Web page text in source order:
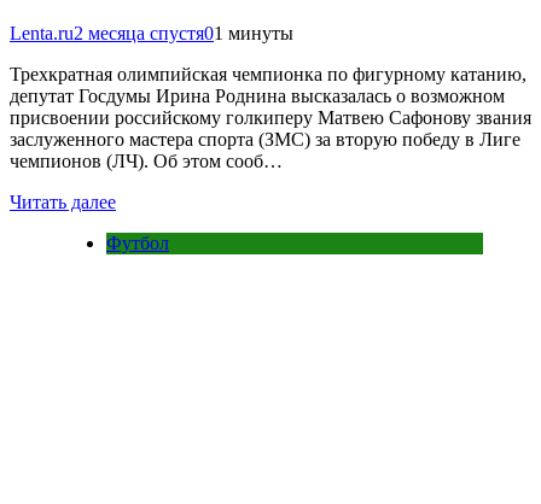
Lenta.ru2 месяца спустя01 минуты
Трехкратная олимпийская чемпионка по фигурному катанию,
депутат Госдумы Ирина Роднина высказалась о возможном
присвоении российскому голкиперу Матвею Сафонову звания
заслуженного мастера спорта (ЗМС) за вторую победу в Лиге
чемпионов (ЛЧ). Об этом сооб…
Читать далее
Футбол